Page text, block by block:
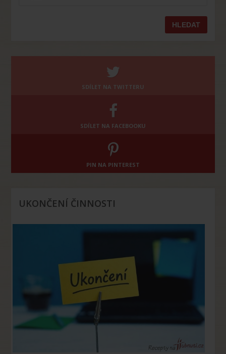
SDÍLET NA TWITTERU
SDÍLET NA FACEBOOKU
PIN NA PINTEREST
UKONČENÍ ČINNOSTI